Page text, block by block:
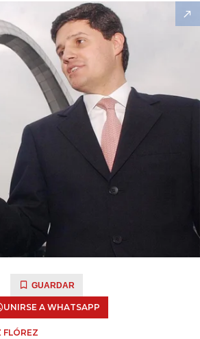
GUARDAR
UNIRSE A WHATSAPP
FLÓREZ